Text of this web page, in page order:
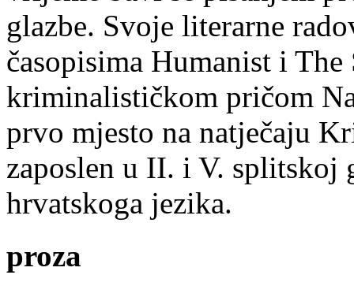
glazbe. Svoje literarne
časopisima Humanist i
kriminalističkom pričom
prvo mjesto na natječaju
zaposlen u II. i V. splitskoj
hrvatskoga jezika.
proza